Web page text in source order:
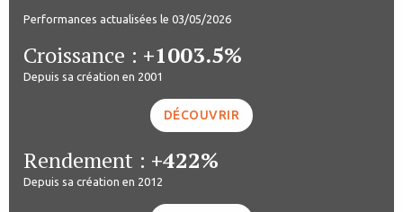
Performances actualisées le 03/05/2026
Croissance : +1003.5%
Depuis sa création en 2001
DÉCOUVRIR
Rendement : +422%
Depuis sa création en 2012